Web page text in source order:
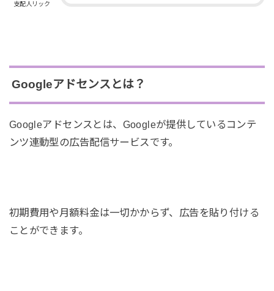
支配人リック
Googleアドセンスとは？
Googleアドセンスとは、Googleが提供しているコンテ
ンツ連動型の広告配信サービスです。
初期費用や月額料金は一切かからず、広告を貼り付ける
ことができます。